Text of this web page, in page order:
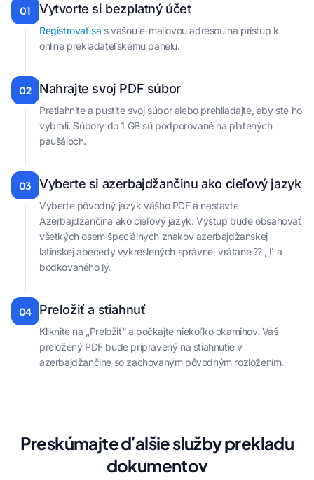
01 Vytvorte si bezplatný účet
Registrovať sa s vašou e-mailovou adresou na prístup k
online prekladateľskému panelu.
02 Nahrajte svoj PDF súbor
Pretiahnite a pustite svoj súbor alebo prehliadajte, aby ste ho
vybrali. Súbory do 1 GB sú podporované na platených
paušáloch.
03 Vyberte si azerbajdžančinu ako cieľový jazyk
Vyberte pôvodný jazyk vášho PDF a nastavte
Azerbajdžančina ako cieľový jazyk. Výstup bude obsahovať
všetkých osem špeciálnych znakov azerbajdžanskej
latinskej abecedy vykreslených správne, vrátane ⁇ , Ľ a
bodkovaného lý.
04 Preložiť a stiahnuť
Kliknite na „Preložiť“ a počkajte niekoľko okamihov. Váš
preložený PDF bude pripravený na stiahnutie v
azerbajdžančine so zachovaným pôvodným rozložením.
Preskúmajte ďalšie služby prekladu
dokumentov